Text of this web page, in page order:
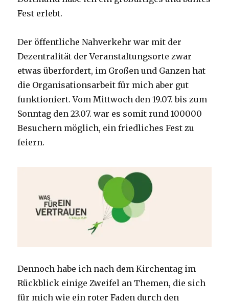
Fest erlebt.
Der öffentliche Nahverkehr war mit der
Dezentralität der Veranstaltungsorte zwar
etwas überfordert, im Großen und Ganzen hat
die Organisationsarbeit für mich aber gut
funktioniert. Vom Mittwoch den 19.07. bis zum
Sonntag den 23.07. war es somit rund 100000
Besuchern möglich, ein friedliches Fest zu
feiern.
Dennoch habe ich nach dem Kirchentag im
Rückblick einige Zweifel an Themen, die sich
für mich wie ein roter Faden durch den